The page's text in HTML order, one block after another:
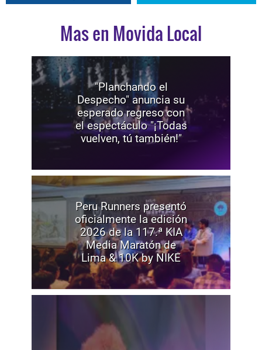
Mas en Movida Local
"Planchando el
Despecho" anuncia su
esperado regreso con
el espectáculo "¡Todas
vuelven, tú también!"
Peru Runners presentó
oficialmente la edición
2026 de la 117.ª KIA
Media Maratón de
Lima & 10K by NIKE